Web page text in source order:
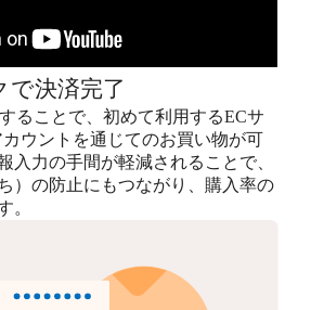
で決済完了
ることで、初めて利用するECサ
カウントを通じてのお買い物が可
入力の手間が軽減されることで、
）の防止にもつながり、購入率の
。